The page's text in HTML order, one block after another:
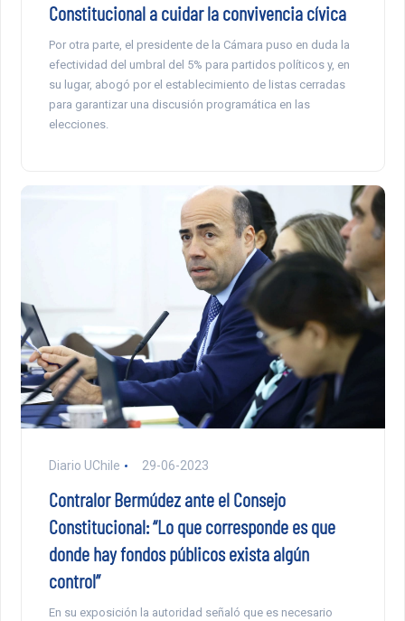
Constitucional a cuidar la convivencia cívica
Por otra parte, el presidente de la Cámara puso en duda la
efectividad del umbral del 5% para partidos políticos y, en
su lugar, abogó por el establecimiento de listas cerradas
para garantizar una discusión programática en las
elecciones.
Diario UChile 29-06-2023
Contralor Bermúdez ante el Consejo
Constitucional: “Lo que corresponde es que
donde hay fondos públicos exista algún
control”
En su exposición la autoridad señaló que es necesario